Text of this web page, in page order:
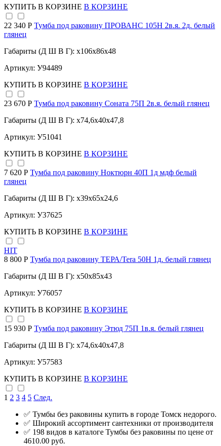
КУПИТЬ В КОРЗИНЕ В КОРЗИНЕ
22 340 Р Тумба под раковину ПРОВАНС 105Н 2в.я. 2д. белый
глянец
Габариты (Д Ш В Г): x106x86x48
Артикул: У94489
КУПИТЬ В КОРЗИНЕ В КОРЗИНЕ
23 670 Р Тумба под раковину Соната 75П 2в.я. белый глянец
Габариты (Д Ш В Г): x74,6x40x47,8
Артикул: У51041
КУПИТЬ В КОРЗИНЕ В КОРЗИНЕ
7 620 Р Тумба под раковину Ноктюрн 40П 1д мдф белый
глянец
Габариты (Д Ш В Г): x39x65x24,6
Артикул: У37625
КУПИТЬ В КОРЗИНЕ В КОРЗИНЕ
HIT
8 800 Р Тумба под раковину ТЕРА/Tera 50Н 1д. белый глянец
Габариты (Д Ш В Г): x50x85x43
Артикул: У76057
КУПИТЬ В КОРЗИНЕ В КОРЗИНЕ
15 930 Р Тумба под раковину Этюд 75П 1в.я. белый глянец
Габариты (Д Ш В Г): x74,6x40x47,8
Артикул: У57583
КУПИТЬ В КОРЗИНЕ В КОРЗИНЕ
1 2 3 4 5 След.
✅ Тумбы без раковины купить в городе Томск недорого.
✅ Широкий ассортимент сантехники от производителя
✅ 198 видов в каталоге Тумбы без раковины по цене от
4610.00 руб.